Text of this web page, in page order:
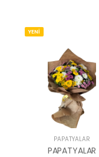
YENİ
PAPATYALAR
PAPATYALAR